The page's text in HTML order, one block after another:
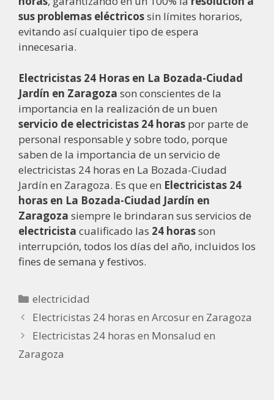
sus problemas eléctricossin límites horarios,
evitando así cualquier tipo de espera
innecesaria.
Electricistas 24 Horas en La Bozada-Ciudad
Jardín en Zaragoza son conscientes de la
importancia en la realización de un buen
servicio de electricistas 24 horas por parte de
personal responsable y sobre todo, porque
saben de la importancia de un servicio de
electricistas 24 horas en La Bozada-Ciudad
Jardín en Zaragoza. Es que en Electricistas 24
horas en La Bozada-Ciudad Jardín en
Zaragoza siempre le brindaran sus servicios de
electricista cualificado las 24 horasson
interrupción, todos los días del año, incluidos los
fines de semana y festivos.
electricidad
Electricistas 24 horas en Arcosur en Zaragoza
Electricistas 24 horas en Monsalud en
Zaragoza